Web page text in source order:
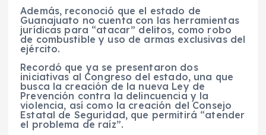
Además, reconoció que el estado de
Guanajuato no cuenta con las herramientas
jurídicas para “atacar” delitos, como robo
de combustible y uso de armas exclusivas del
ejército.
Recordó que ya se presentaron dos
iniciativas al Congreso del estado, una que
busca la creación de la nueva Ley de
Prevención contra la delincuencia y la
violencia, así como la creación del Consejo
Estatal de Seguridad, que permitirá “atender
el problema de raíz”.